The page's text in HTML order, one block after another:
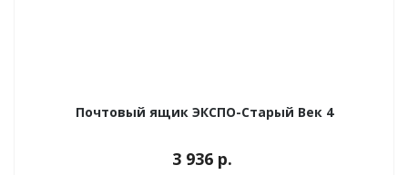
Почтовый ящик ЭКСПО-Старый Век 4
3 936 р.